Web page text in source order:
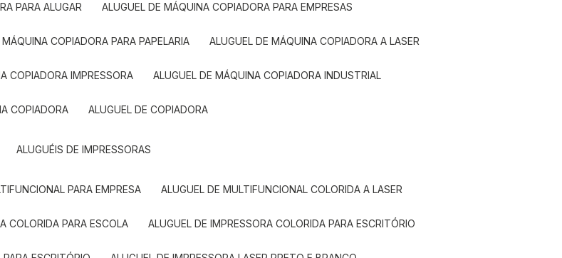
PARA ALUGAR ALUGUEL DE MÁQUINA COPIADORA PARA EMPRESAS
MÁQUINA COPIADORA PARA PAPELARIA ALUGUEL DE MÁQUINA COPIADORA A LASER
COPIADORA IMPRESSORA ALUGUEL DE MÁQUINA COPIADORA INDUSTRIAL
COPIADORA ALUGUEL DE COPIADORA
ALUGUÉIS DE IMPRESSORAS
PARA EMPRESA ALUGUEL DE MULTIFUNCIONAL COLORIDA A LASER
COLORIDA PARA ESCOLA ALUGUEL DE IMPRESSORA COLORIDA PARA ESCRITÓRIO